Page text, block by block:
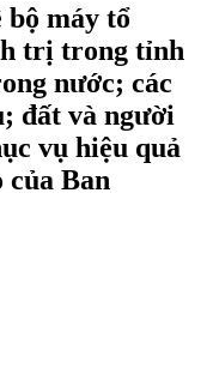
bộ máy tổ
trị trong tỉnh
nước; các
đất và người
vụ hiệu quả
của Ban